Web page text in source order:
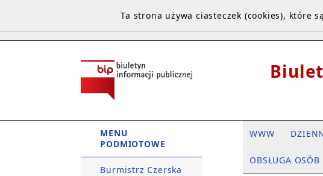
MENU
PODMIOTOWE
Burmistrz Czerska
WWW
OBSŁUGA OSÓB
Ta strona używa ciasteczek (cookies), które